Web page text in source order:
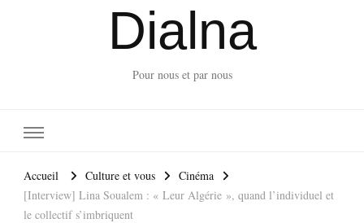
Dialna
Pour nous et par nous
Accueil Culture et vous
Cinéma
[Interview] Lina Soualem : « Leur Algérie », quand l’individuel et
le collectif s’imbriquent